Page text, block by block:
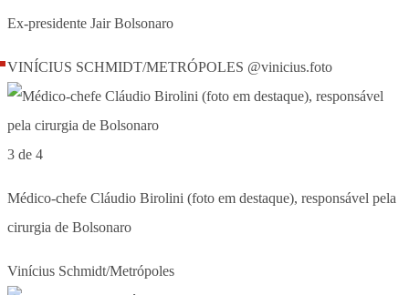
Ex-presidente Jair Bolsonaro
VINÍCIUS SCHMIDT/METRÓPOLES @vinicius.foto
3 de 4
Médico-chefe Cláudio Birolini (foto em destaque), responsável pela
cirurgia de Bolsonaro
Vinícius Schmidt/Metrópoles